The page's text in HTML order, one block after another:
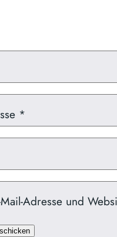
*
Adresse und